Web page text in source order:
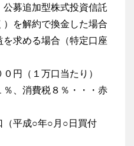
公募追加型株式投資信託
）を解約で換金した場合
求める場合（特定口座
円（１万口当たり）
、消費税８％・・・赤
（平成○年○月○日買付